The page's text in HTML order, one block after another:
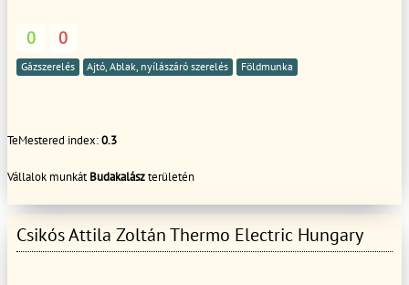
0 0
Gázszerelés Ajtó, Ablak, nyílászáró szerelés Földmunka
TeMestered index:0.3
Vállalok munkátBudakalászterületén
Csikós Attila Zoltán Thermo Electric Hungary